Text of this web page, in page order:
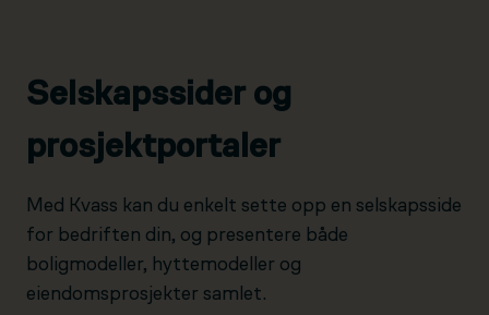
Selskapssider og
prosjektportaler
Med Kvass kan du enkelt sette opp en selskapsside
for bedriften din, og presentere både
boligmodeller, hyttemodeller og
eiendomsprosjekter samlet.